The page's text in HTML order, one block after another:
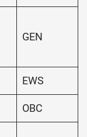
GEN
EWS
OBC